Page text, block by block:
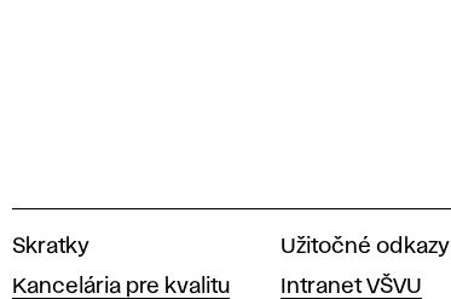
V
s
Skratky
Kancelária pre kvalitu
Užitočné odkazy
Intranet VŠVU